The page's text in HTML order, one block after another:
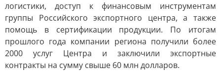
логистики, доступ к финансовым инструментам
группы Российского экспортного центра, а также
помощь в сертификации продукции. По итогам
прошлого года компании региона получили более
2000 услуг Центра и заключили экспортные
контракты на сумму свыше 60 млн долларов.